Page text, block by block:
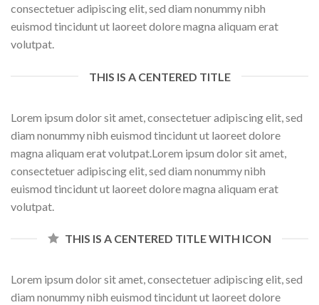
consectetuer adipiscing elit, sed diam nonummy nibh
euismod tincidunt ut laoreet dolore magna aliquam erat
volutpat.
THIS IS A CENTERED TITLE
Lorem ipsum dolor sit amet, consectetuer adipiscing elit, sed
diam nonummy nibh euismod tincidunt ut laoreet dolore
magna aliquam erat volutpat.Lorem ipsum dolor sit amet,
consectetuer adipiscing elit, sed diam nonummy nibh
euismod tincidunt ut laoreet dolore magna aliquam erat
volutpat.
THIS IS A CENTERED TITLE WITH ICON
Lorem ipsum dolor sit amet, consectetuer adipiscing elit, sed
diam nonummy nibh euismod tincidunt ut laoreet dolore